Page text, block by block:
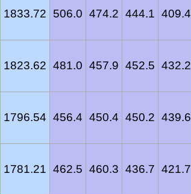
1833.72 506.0 474.2 444.1 409.4
1823.62 481.0 457.9 452.5 432.2
1796.54 456.4 450.4 450.2 439.6
1781.21 462.5 460.3 436.7 421.7